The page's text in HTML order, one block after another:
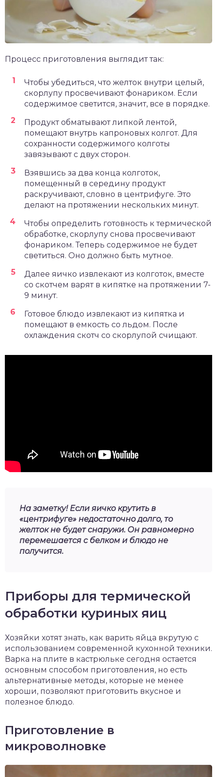
Процесс приготовления выглядит так:
Чтобы убедиться, что желток внутри целый,
скорлупу просвечивают фонариком. Если
содержимое светится, значит, все в порядке.
Продукт обматывают липкой лентой,
помещают внутрь капроновых колгот. Для
сохранности содержимого колготы
завязывают с двух сторон.
Взявшись за два конца колготок,
помещенный в середину продукт
раскручивают, словно в центрифуге. Это
делают на протяжении нескольких минут.
Чтобы определить готовность к термической
обработке, скорлупу снова просвечивают
фонариком. Теперь содержимое не будет
светиться. Оно должно быть мутное.
Далее яичко извлекают из колготок, вместе
со скотчем варят в кипятке на протяжении 7-
9 минут.
Готовое блюдо извлекают из кипятка и
помещают в емкость со льдом. После
охлаждения скотч со скорлупой счищают.
На заметку! Если яичко крутить в
«центрифуге» недостаточно долго, то
желток не будет снаружи. Он равномерно
перемешается с белком и блюдо не
получится.
Приборы для термической
обработки куриных яиц
Хозяйки хотят знать, как варить яйца вкрутую с
использованием современной кухонной техники.
Варка на плите в кастрюльке сегодня остается
основным способом приготовления, но есть
альтернативные методы, которые не менее
хороши, позволяют приготовить вкусное и
полезное блюдо.
Приготовление в
микроволновке